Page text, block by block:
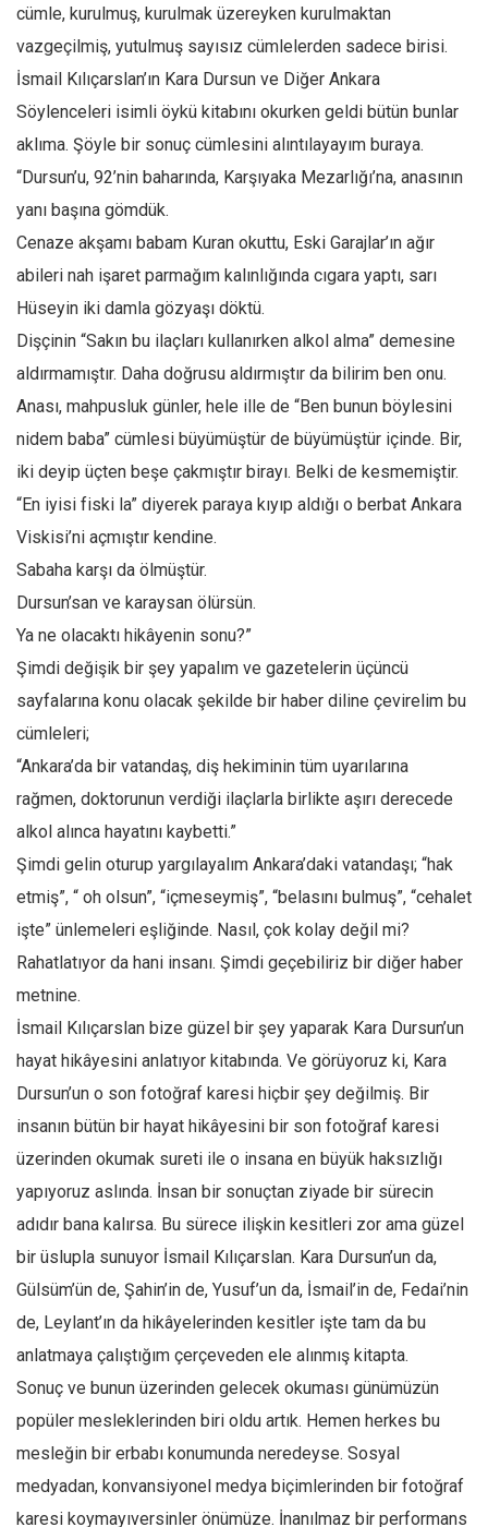
Leyla Şerif Emin
Selçuk Türkyılmaz
Amina S. Jenenkovic
Bağdagül Öz
Esra Elönü
» Yazar arşivi
Bu Sayı
Tüm Sayılar
Kategoriler
Kültür Sanat
Kitap
Karisi kitap sualleri
7 soruda bu hafta
Ekonomi
Spor
Sağlık
Hayat
Türkiye
Siyaset
Dünya
Avrupa
Asya
Afrika
Avustralya
Tarih
Düşünce
Dosyalar
cümle, kurulmuş, kurulmak üzereyken kurulmaktan
vazgeçilmiş, yutulmuş sayısız cümlelerden sadece birisi.
İsmail Kılıçarslan’ın Kara Dursun ve Diğer Ankara
Söylenceleri isimli öykü kitabını okurken geldi bütün bunlar
aklıma. Şöyle bir sonuç cümlesini alıntılayayım buraya.
“Dursun’u, 92’nin baharında, Karşıyaka Mezarlığı’na, anasının
yanı başına gömdük.
Cenaze akşamı babam Kuran okuttu, Eski Garajlar’ın ağır
abileri nah işaret parmağım kalınlığında cıgara yaptı, sarı
Hüseyin iki damla gözyaşı döktü.
Dişçinin “Sakın bu ilaçları kullanırken alkol alma” demesine
aldırmamıştır. Daha doğrusu aldırmıştır da bilirim ben onu.
Anası, mahpusluk günler, hele ille de “Ben bunun böylesini
nidem baba” cümlesi büyümüştür de büyümüştür içinde. Bir,
iki deyip üçten beşe çakmıştır birayı. Belki de kesmemiştir.
“En iyisi fiski la” diyerek paraya kıyıp aldığı o berbat Ankara
Viskisi’ni açmıştır kendine.
Sabaha karşı da ölmüştür.
Dursun’san ve karaysan ölürsün.
Ya ne olacaktı hikâyenin sonu?”
Şimdi değişik bir şey yapalım ve gazetelerin üçüncü
sayfalarına konu olacak şekilde bir haber diline çevirelim bu
cümleleri;
“Ankara’da bir vatandaş, diş hekiminin tüm uyarılarına
rağmen, doktorunun verdiği ilaçlarla birlikte aşırı derecede
alkol alınca hayatını kaybetti.”
Şimdi gelin oturup yargılayalım Ankara’daki vatandaşı; “hak
etmiş”, “ oh olsun”, “içmeseymiş”, “belasını bulmuş”, “cehalet
işte” ünlemeleri eşliğinde. Nasıl, çok kolay değil mi?
Rahatlatıyor da hani insanı. Şimdi geçebiliriz bir diğer haber
metnine.
İsmail Kılıçarslan bize güzel bir şey yaparak Kara Dursun’un
hayat hikâyesini anlatıyor kitabında. Ve görüyoruz ki, Kara
Dursun’un o son fotoğraf karesi hiçbir şey değilmiş. Bir
insanın bütün bir hayat hikâyesini bir son fotoğraf karesi
üzerinden okumak sureti ile o insana en büyük haksızlığı
yapıyoruz aslında. İnsan bir sonuçtan ziyade bir sürecin
adıdır bana kalırsa. Bu sürece ilişkin kesitleri zor ama güzel
bir üslupla sunuyor İsmail Kılıçarslan. Kara Dursun’un da,
Gülsüm’ün de, Şahin’in de, Yusuf’un da, İsmail’in de, Fedai’nin
de, Leylant’ın da hikâyelerinden kesitler işte tam da bu
anlatmaya çalıştığım çerçeveden ele alınmış kitapta.
Sonuç ve bunun üzerinden gelecek okuması günümüzün
popüler mesleklerinden biri oldu artık. Hemen herkes bu
mesleğin bir erbabı konumunda neredeyse. Sosyal
medyadan, konvansiyonel medya biçimlerinden bir fotoğraf
karesi koymayıversinler önümüze. İnanılmaz bir performans